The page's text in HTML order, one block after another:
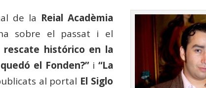
de la Reial Acadèmia
sobre el passat i el
rescate histórico en la
el Fonden?”i “La
al portal El Siglo